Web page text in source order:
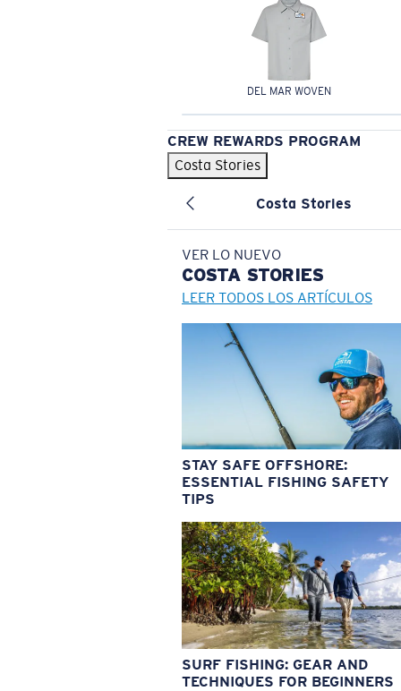
DEL MAR WOVEN
CREW REWARDS PROGRAM
Costa Stories
Costa Stories
VER LO NUEVO
COSTA STORIES
LEER TODOS LOS ARTÍCULOS
STAY SAFE OFFSHORE:
ESSENTIAL FISHING SAFETY
TIPS
SURF FISHING: GEAR AND
TECHNIQUES FOR BEGINNERS